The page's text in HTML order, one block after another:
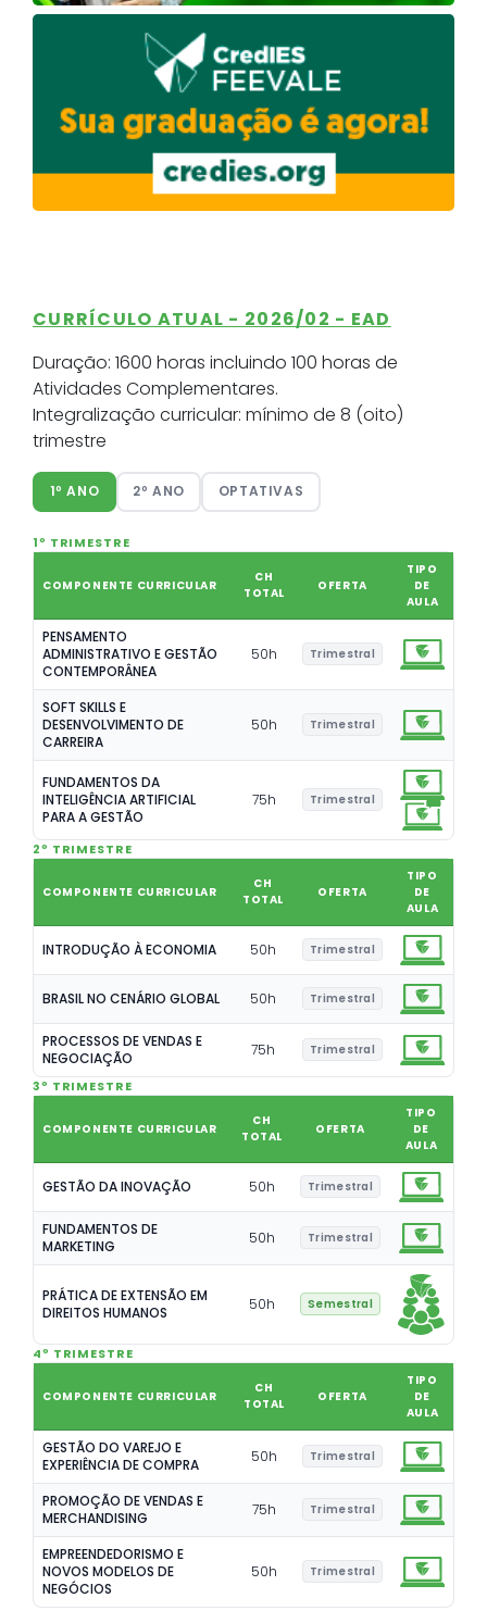
CURRÍCULO ATUAL - 2026/02 - EAD
Duração: 1600 horas incluindo 100 horas de
Atividades Complementares.
Integralização curricular: mínimo de 8 (oito)
trimestre
1º ANO 2º ANO OPTATIVAS
1º TRIMESTRE
COMPONENTE CURRICULAR
CH
TOTAL
OFERTA
TIPO
DE
AULA
PENSAMENTO
ADMINISTRATIVO E GESTÃO
CONTEMPORÂNEA
50h Trimestral
SOFT SKILLS E
DESENVOLVIMENTO DE
CARREIRA
50h Trimestral
FUNDAMENTOS DA
INTELIGÊNCIA ARTIFICIAL
PARA A GESTÃO
75h Trimestral
2º TRIMESTRE
COMPONENTE CURRICULAR
CH
TOTAL
OFERTA
TIPO
DE
AULA
INTRODUÇÃO À ECONOMIA 50h Trimestral
BRASIL NO CENÁRIO GLOBAL 50h Trimestral
PROCESSOS DE VENDAS E
NEGOCIAÇÃO
75h Trimestral
3º TRIMESTRE
COMPONENTE CURRICULAR
CH
TOTAL
OFERTA
TIPO
DE
AULA
GESTÃO DA INOVAÇÃO 50h Trimestral
FUNDAMENTOS DE
MARKETING
50h Trimestral
PRÁTICA DE EXTENSÃO EM
DIREITOS HUMANOS
50h Semestral
4º TRIMESTRE
COMPONENTE CURRICULAR
CH
TOTAL
OFERTA
TIPO
DE
AULA
GESTÃO DO VAREJO E
EXPERIÊNCIA DE COMPRA
50h Trimestral
PROMOÇÃO DE VENDAS E
MERCHANDISING
75h Trimestral
EMPREENDEDORISMO E
NOVOS MODELOS DE
NEGÓCIOS
50h Trimestral